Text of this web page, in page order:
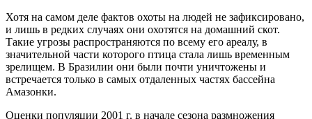
Хотя на самом деле фактов охоты на людей не зафиксировано,
и лишь в редких случаях они охотятся на домашний скот.
Такие угрозы распространяются по всему его ареалу, в
значительной части которого птица стала лишь временным
зрелищем. В Бразилии они были почти уничтожены и
встречается только в самых отдаленных частях бассейна
Амазонки.
Оценки популяции 2001 г. в начале сезона размножения